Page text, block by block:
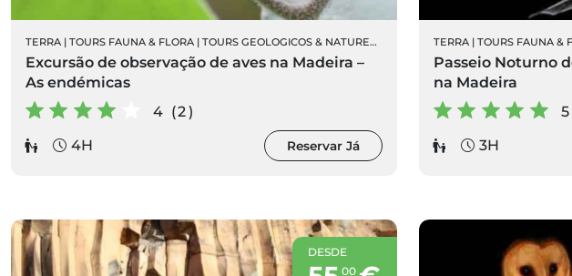
TERRA | TOURS FAUNA & FLORA | TOURS GEOLOGICOS & NATUREZA ORNITOLOGIA
Excursão de observação de aves na Madeira –
As endémicas
4 (2)
4H
Reservar Já
TERRA | TOURS FAUNA &
Passeio Noturno
na Madeira
3H
DESDE
00